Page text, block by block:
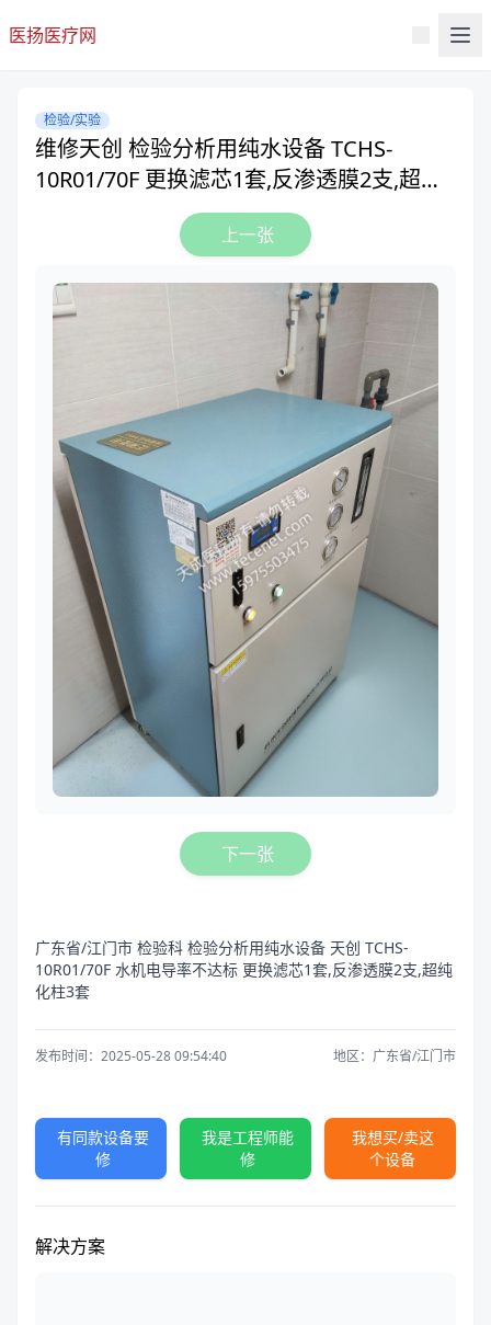
医扬医疗网
检验/实验
维修天创 检验分析用纯水设备 TCHS-
10R01/70F 更换滤芯1套,反渗透膜2支,超纯
上一张
下一张
广东省/江门市 检验科 检验分析用纯水设备 天创 TCHS-
10R01/70F 水机电导率不达标 更换滤芯1套,反渗透膜2支,超纯
化柱3套
发布时间：2025-05-28 09:54:40 地区：广东省/江门市
有同款设备要
修
我是工程师能
修
我想买/卖这
个设备
解决方案